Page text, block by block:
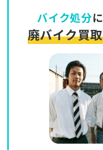
バイク処分
廃バイク買